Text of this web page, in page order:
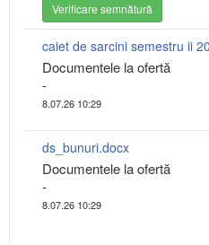
Verificare semnătură
caiet de sarcini semestru ii
Documentele la ofertă
-
8.07.26 10:29
ds_bunuri.docx
Documentele la ofertă
-
8.07.26 10:29